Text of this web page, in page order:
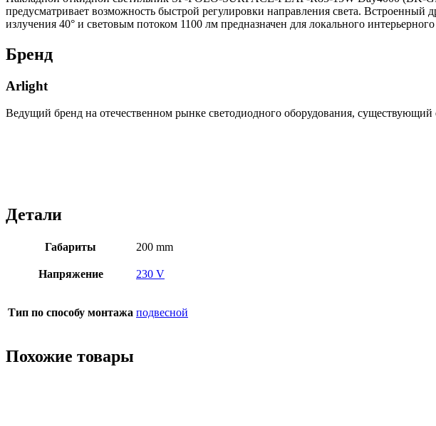
предусматривает возможность быстрой регулировки направления света.
излучения 40° и световым потоком 1100 лм предназначен для локального
Бренд
Arlight
Ведущий бренд на отечественном рынке светодиодного оборудования, существующий
Детали
Габариты 200 mm
Напряжение 230 V
Тип по способу монтажа подвесной
Похожие товары